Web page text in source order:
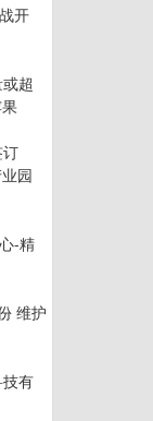
开
超
园
-精
维护
有